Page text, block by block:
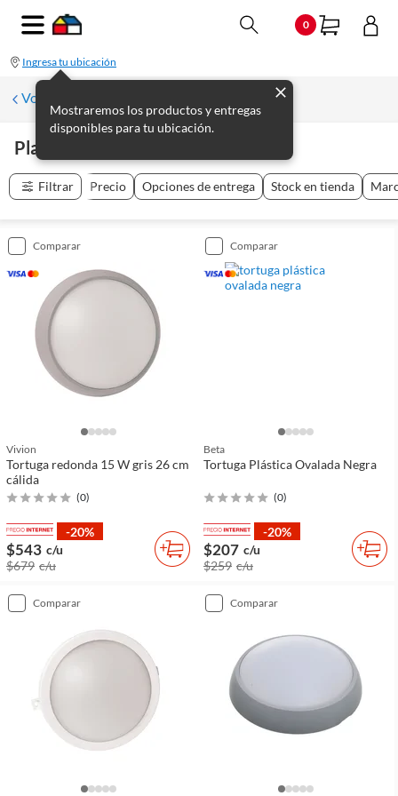
0
Ingresa tu ubicación
Mostraremos los productos y entregas
disponibles para tu ubicación.
Volver a Iluminación exterior
Plafones Y Tortugas
Filtrar Precio Opciones de entrega Stock en tienda
comparar
Vivion
Tortuga redonda 15 W gris 26 cm
cálida
(0)
-20%
$543 c/u
$679 c/u
comparar
Beta
Tortuga Plástica Ovalada Negra
(0)
-20%
$207 c/u
$259 c/u
comparar comparar